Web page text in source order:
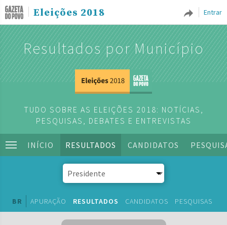
Entrar
Eleições 2018
Resultados por Município
TUDO SOBRE AS ELEIÇÕES 2018: NOTÍCIAS,
PESQUISAS, DEBATES E ENTREVISTAS
INÍCIO RESULTADOS CANDIDATOS
BR APURAÇÃO RESULTADOS CANDIDATOS PESQUISAS